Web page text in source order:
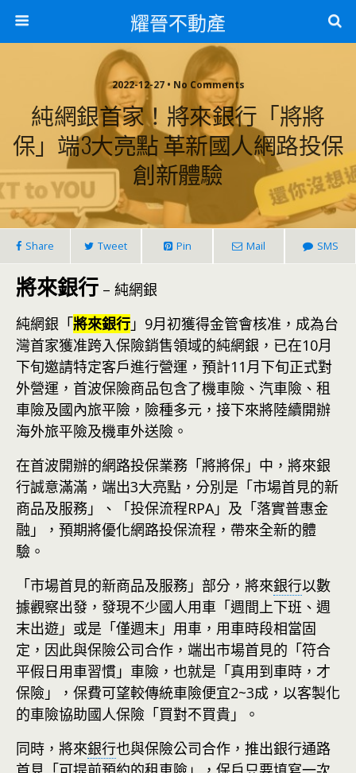
耀晉不動產
2022-12-27 • No Comments
純網銀首家！將來銀行「將將
保」端3大亮點 革新國人網路投保
創新體驗
Share Tweet Pin Mail SMS
將來銀行 – 純網銀
純網銀「將來銀行 」9月初獲得金管會核准，成為台
灣首家獲准跨入保險銷售領域的純網銀，已在10月
下旬邀請特定客戶進行營運，預計11月下旬正式對
外營運，首波保險商品包含了機車險、汽車險、租
車險及國內旅平險，險種多元，接下來將陸續開辦
海外旅平險及機車外送險。
在首波開辦的網路投保業務「將將保」中，將來銀
行誠意滿滿，端出3大亮點，分別是「市場首見的新
商品及服務」、「投保流程RPA」及「落實普惠金
融」，預期將優化網路投保流程，帶來全新的體
驗。
「市場首見的新商品及服務」部分，將來銀行以數
據觀察出發，發現不少國人用車「週間上下班、週
末出遊」或是「僅週末」用車，用車時段相當固
定，因此與保險公司合作，端出市場首見的「符合
平假日用車習慣」車險，也就是「真用到車時，才
保險」，保費可望較傳統車險便宜2~3成，以客製化
的車險協助國人保險「買對不買貴」。
同時，將來銀行也與保險公司合作，推出銀行通路